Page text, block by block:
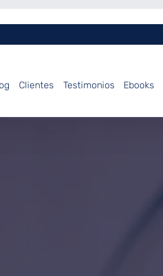
Clientes Testimonios Ebooks